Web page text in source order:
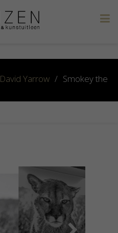
David Yarrow / Smokey the